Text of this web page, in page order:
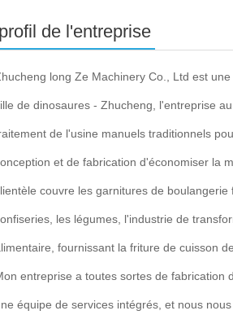
profil de l'entreprise
long Ze Machinery Co., Ltd est
de dinosaures - Zhucheng, l'entreprise
de l'usine manuels traditionnels
et de fabrication d'économiser la
couvre les garnitures de
les légumes, l'industrie de
fournissant la friture de cuisson
entreprise a toutes sortes de fabrication
équipe de services intégrés, et nous